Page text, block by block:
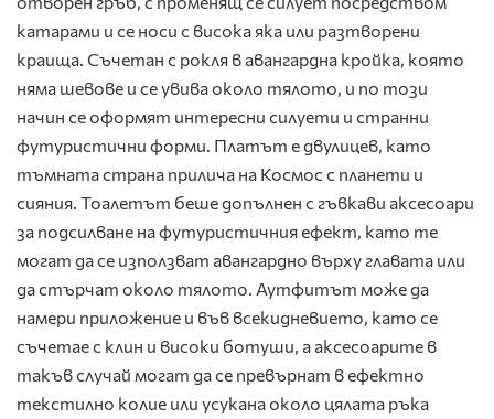
катарами и се носи с висока яка или разтворени
краища. Съчетан с рокля в авангардна кройка, която
няма шевове и се увива около тялото, и по този
начин се оформят интересни силуети и странни
футуристични форми. Платът е двулицев, като
тъмната страна прилича на Космос с планети и
сияния. Тоалетът беше допълнен с гъвкави аксесоари
за подсилване на футуристичния ефект, като те
могат да се използват авангардно върху главата или
да стърчат около тялото. Аутфитът може да
намери приложение и във всекидневието, като се
съчетае с клин и високи ботуши, а аксесоарите в
такъв случай могат да се превърнат в ефектно
текстилно колие или усукана около цялата ръка